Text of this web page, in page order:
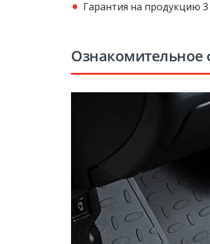
Гарантия на продукцию 3
Ознакомительное